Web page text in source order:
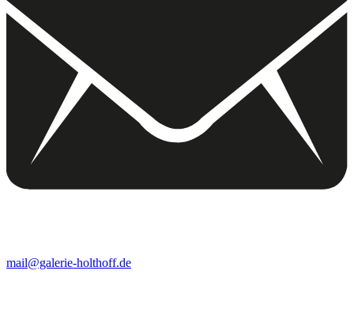
mail@galerie-holthoff.de